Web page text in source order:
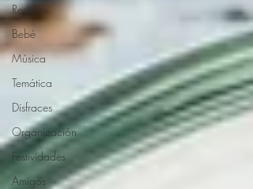
Regalos
Bebé
Música
Temática
Disfraces
Organización
Festividades
Amigos